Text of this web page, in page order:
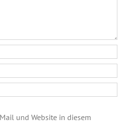
und Website in diesem